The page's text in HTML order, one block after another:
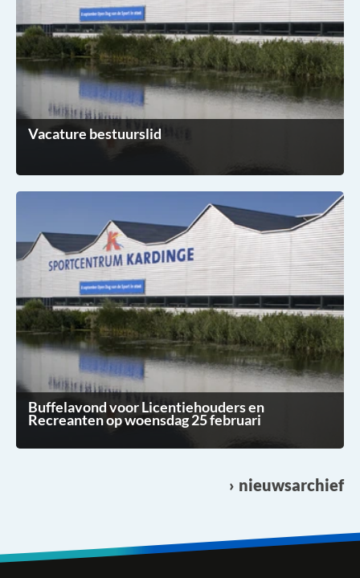
Vacature bestuurslid
Buffelavond voor Licentiehouders en
Recreanten op woensdag 25 februari
nieuwsarchief